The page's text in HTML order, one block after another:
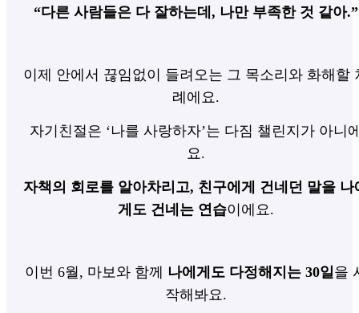
“다른 사람들은 다 잘하는데, 나만 부족한 것 같아.”
이제 안에서 끊임없이 들려오는 그 목소리와 화해할
례에요.
자기친절은 ‘나를 사랑하자’는 다짐 챌린지가 아니
요.
자책의 회로를 알아차리고, 친구에게 건네던 말을 나
게도 건네는 연습이에요.
이번 6월, 마보와 함께 나에게도 다정해지는 30일 을
작해봐요.